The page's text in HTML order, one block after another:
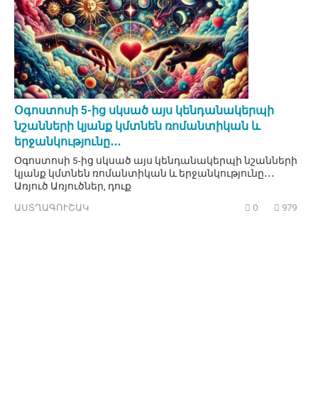
Օգոստոսի 5-ից սկսած այս կենդանակերպի
նշանների կյանք կմտնեն ռոմանտիկան և
երջանկությունը․․․
Օգոստոսի 5-ից սկսած այս կենդանակերպի նշանների
կյանք կմտնեն ռոմանտիկան և երջանկությունը․․․
Առյուծ Առյուծներ, դուք
ԱՍՏՂԱԳՈՒՇԱԿ 0 979